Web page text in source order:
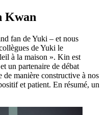
Kwan
fan de Yuki – et nous
de Yuki le
à la maison ». Kin est
un partenaire de débat
manière constructive à nos
et patient. En résumé, un